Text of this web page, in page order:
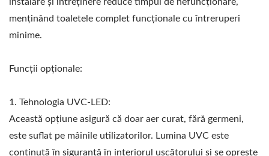
menținând toaletele complet funcționale cu întreruperi
minime.
Funcții opționale:
1. Tehnologia UVC-LED:
Această opțiune asigură că doar aer curat, fără germeni,
este suflat pe mâinile utilizatorilor. Lumina UVC este
conținută în siguranță în interiorul uscătorului și se oprește